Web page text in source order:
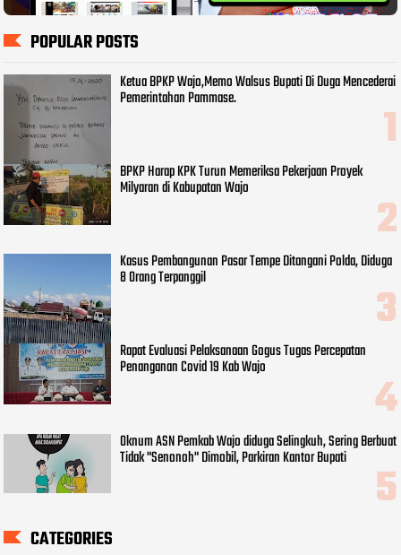
POPULAR POSTS
Ketua BPKP Wajo,Memo Walsus Bupati Di Duga Mencederai
Pemerintahan Pammase.
BPKP Harap KPK Turun Memeriksa Pekerjaan Proyek
Milyaran di Kabupatan Wajo
Kasus Pembangunan Pasar Tempe Ditangani Polda, Diduga
8 Orang Terpanggil
Rapat Evaluasi Pelaksanaan Gogus Tugas Percepatan
Penanganan Covid 19 Kab Wajo
Oknum ASN Pemkab Wajo diduga Selingkuh, Sering Berbuat
Tidak "Senonoh" Dimobil, Parkiran Kantor Bupati
CATEGORIES